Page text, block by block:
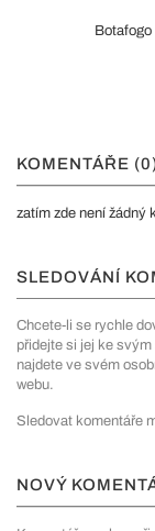
Botafogo
KOMENTÁŘE
zatím zde není žádný
SLEDOVÁNÍ
Chcete-li se rychle
přidejte si jej ke
najdete ve svém
webu.
Sledovat komentáře
NOVÝ